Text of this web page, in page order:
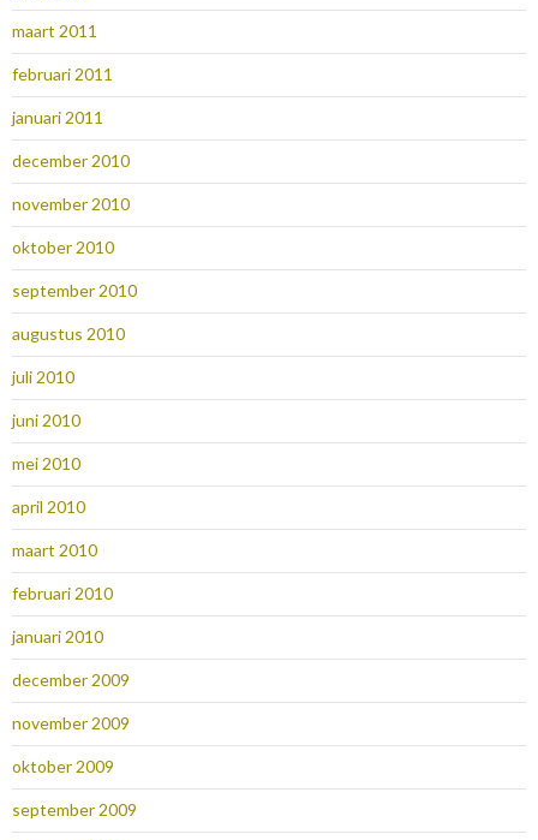
maart 2011
februari 2011
januari 2011
december 2010
november 2010
oktober 2010
september 2010
augustus 2010
juli 2010
juni 2010
mei 2010
april 2010
maart 2010
februari 2010
januari 2010
december 2009
november 2009
oktober 2009
september 2009